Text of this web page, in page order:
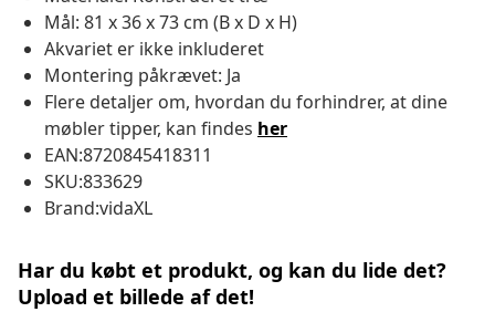
Mål: 81 x 36 x 73 cm (B x D x H)
Akvariet er ikke inkluderet
Montering påkrævet: Ja
Flere detaljer om, hvordan du forhindrer, at dine
møbler tipper, kan findes her
EAN:8720845418311
SKU:833629
Brand:vidaXL
Har du købt et produkt, og kan du lide det?
Upload et billede af det!